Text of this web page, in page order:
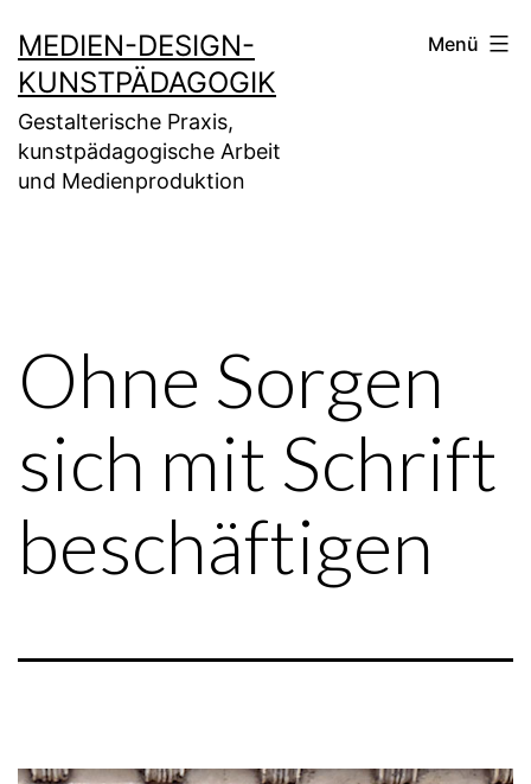
Inhalt
springen
MEDIEN-DESIGN-
KUNSTPÄDAGOGIK
Gestalterische Praxis,
kunstpädagogische Arbeit
und Medienproduktion
Menü
Ohne Sorgen
sich mit Schrift
beschäftigen